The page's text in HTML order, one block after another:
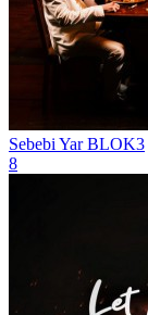
Sebebi Yar BLOK3
8